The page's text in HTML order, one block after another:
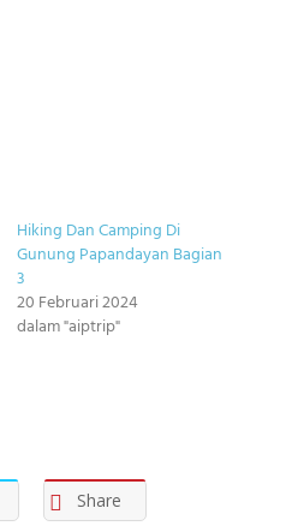
Hiking Dan Camping Di
Gunung Papandayan Bagian
3
20 Februari 2024
dalam "aiptrip"
Share